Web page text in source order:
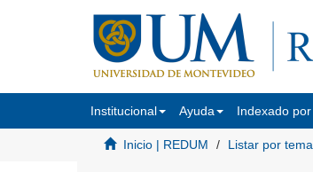
Institucional Ayuda Indexado por
Inicio | REDUM Listar por tema